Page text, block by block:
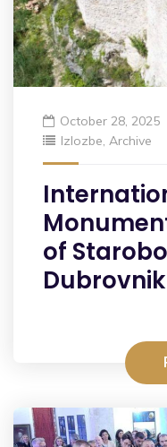
October 28, 2025
Izlozbe, Archive
of
Dubrovnik